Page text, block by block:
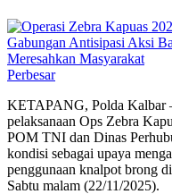
Perbesar
KETAPANG, Polda Kalbar
pelaksanaan Ops Zebra
POM TNI dan Dinas
kondisi sebagai upaya
penggunaan knalpot brong
Sabtu malam (22/11/2025).